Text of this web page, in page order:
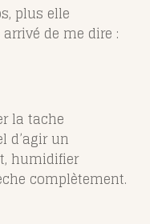
plus elle
de me dire :
la tache
d’agir un
humidifier
complètement.